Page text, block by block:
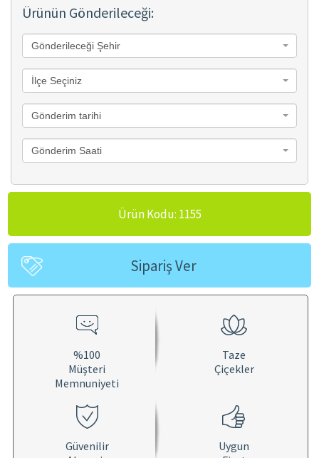
Ürünün Gönderileceği:
Gönderileceği Şehir
İlçe Seçiniz
Gönderim tarihi
Gönderim Saati
Ürün Kodu: 1155
Sipariş Ver
%100
Müşteri
Memnuniyeti
Taze
Çiçekler
Güvenilir
Uygun